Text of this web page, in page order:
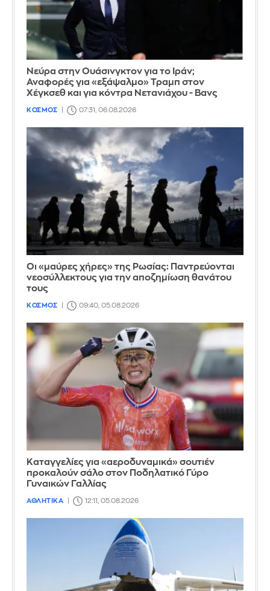
Νεύρα στην Ουάσινγκτον για το Ιράν;
Αναφορές για «εξάψαλμο» Τραμπ στον
Χέγκσεθ και για κόντρα Νετανιάχου - Βανς
ΚΟΣΜΟΣ 07:31, 06.08.2026
Οι «μαύρες χήρες» της Ρωσίας: Παντρεύονται
νεοσύλλεκτους για την αποζημίωση θανάτου
τους
ΚΟΣΜΟΣ 09:40, 05.08.2026
Καταγγελίες για «αεροδυναμικά» σουτιέν
προκαλούν σάλο στον Ποδηλατικό Γύρο
Γυναικών Γαλλίας
ΑΘΛΗΤΙΚΑ 12:11, 05.08.2026